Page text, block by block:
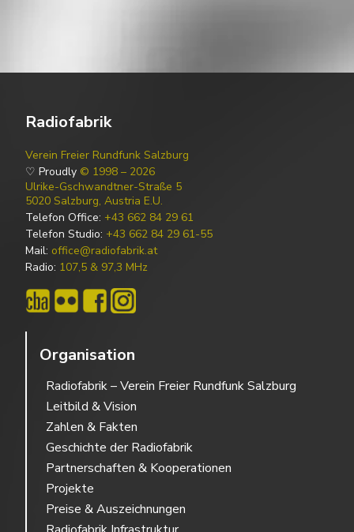
Radiofabrik
Verein Freier Rundfunk Salzburg
♡ Proudly © 1998 – 2026
Ulrike-Gschwandtner-Straße 5
5020 Salzburg, Austria E.U.
Telefon Office: +43 662 84 29 61
Telefon Studio: +43 662 84 29 61-55
Mail: office@radiofabrik.at
Radio: 107,5 & 97,3 MHz
Organisation
Radiofabrik – Verein Freier Rundfunk Salzburg
Leitbild & Vision
Zahlen & Fakten
Geschichte der Radiofabrik
Partnerschaften & Kooperationen
Projekte
Preise & Auszeichnungen